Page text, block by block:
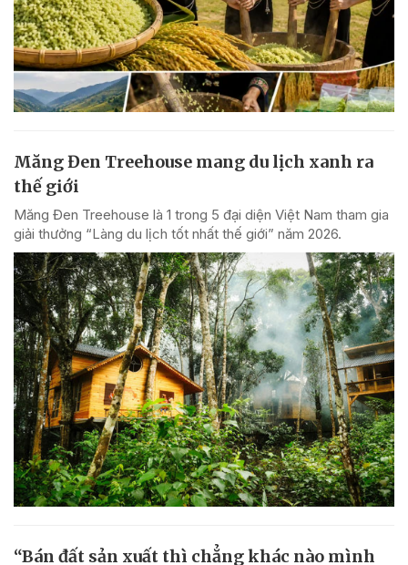
Măng Đen Treehouse mang du lịch xanh ra
thế giới
Măng Đen Treehouse là 1 trong 5 đại diện Việt Nam tham gia
giải thưởng “Làng du lịch tốt nhất thế giới” năm 2026.
“Bán đất sản xuất thì chẳng khác nào mình